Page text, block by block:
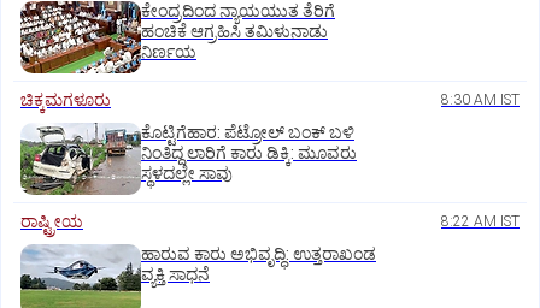
ಕೇಂದ್ರದಿಂದ ನ್ಯಾಯಯುತ ತೆರಿಗೆ
ಹಂಚಿಕೆ ಆಗ್ರಹಿಸಿ ತಮಿಳುನಾಡು
ನಿರ್ಣಯ
ಚಿಕ್ಕಮಗಳೂರು 8:30 AM IST
ಕೊಟ್ಟಿಗೆಹಾರ: ಪೆಟ್ರೋಲ್ ಬಂಕ್ ಬಳಿ
ನಿಂತಿದ್ದ ಲಾರಿಗೆ ಕಾರು ಡಿಕ್ಕಿ: ಮೂವರು
ಸ್ಥಳದಲ್ಲೇ ಸಾವು
ರಾಷ್ಟ್ರೀಯ 8:22 AM IST
ಹಾರುವ ಕಾರು ಅಭಿವೃದ್ಧಿ: ಉತ್ತರಾಖಂಡ
ವ್ಯಕ್ತಿ ಸಾಧನೆ